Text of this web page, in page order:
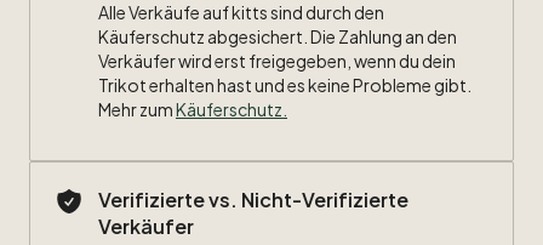
L
56cm
Zustand:9​/​10
Alle Verkäufe auf kitts sind durch den
Käuferschutz abgesichert. Die Zahlung an den
Verkäufer wird erst freigegeben, wenn du dein
Trikot erhalten hast und es keine Probleme gibt.
Mehr zumKäuferschutz
Verifizierte vs. Nicht-Verifizierte
Verkäufer